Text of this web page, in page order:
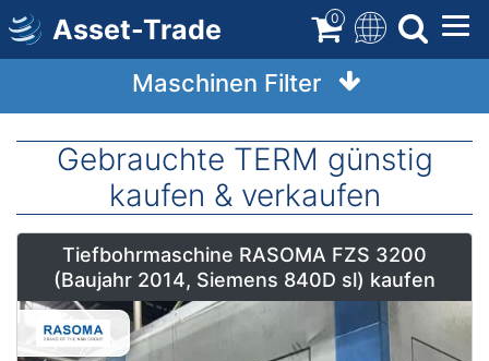
Direkt
zum
Inhalt
Asset-Trade 0
Maschinen Filter
Gebrauchte TERM günstig
kaufen & verkaufen
Tiefbohrmaschine RASOMA FZS 3200
(Baujahr 2014, Siemens 840D sl) kaufen